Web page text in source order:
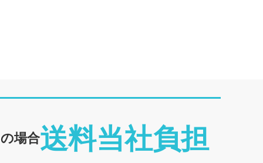
場合送料当社負担